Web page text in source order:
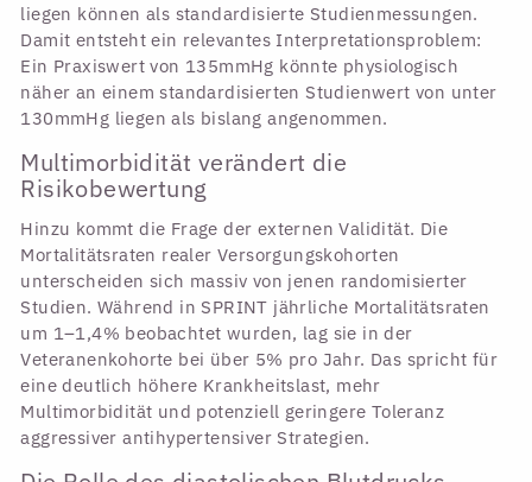
liegen können als standardisierte Studienmessungen.
Damit entsteht ein relevantes Interpretationsproblem:
Ein Praxiswert von 135mmHg könnte physiologisch
näher an einem standardisierten Studienwert von unter
130mmHg liegen als bislang angenommen.
Multimorbidität verändert die
Risikobewertung
Hinzu kommt die Frage der externen Validität. Die
Mortalitätsraten realer Versorgungskohorten
unterscheiden sich massiv von jenen randomisierter
Studien. Während in SPRINT jährliche Mortalitätsraten
um 1–1,4% beobachtet wurden, lag sie in der
Veteranenkohorte bei über 5% pro Jahr. Das spricht für
eine deutlich höhere Krankheitslast, mehr
Multimorbidität und potenziell geringere Toleranz
aggressiver antihypertensiver Strategien.